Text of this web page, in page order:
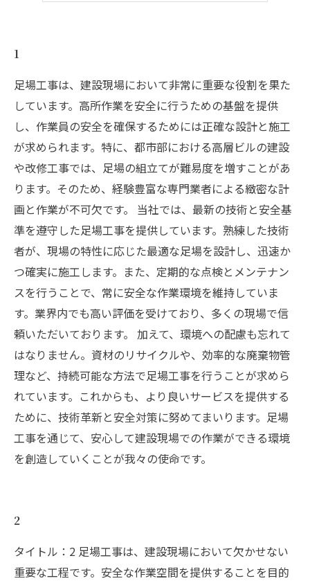
1
足場工事は、建設現場において非常に重要な役割を果た
しています。高所作業を安全に行うための基盤を提供
し、作業員の安全を確保するためには正確な設計と施工
が求められます。特に、都市部における高層ビルの建設
や改修工事では、足場の組立てが難易度を増すことがあ
ります。そのため、経験豊富な専門業者による緻密な計
画と作業が不可欠です。 当社では、最新の技術と安全基
準を遵守した足場工事を提供しています。熟練した技術
者が、現場の特性に応じた最適な足場を設計し、迅速か
つ確実に施工します。また、定期的な点検とメンテナン
スを行うことで、常に安全な作業環境を維持していま
す。業界内でも高い評価を受けており、多くの現場で信
頼いただいております。 加えて、環境への配慮も忘れて
はなりません。資材のリサイクルや、効率的な廃棄物管
理など、持続可能な方法で足場工事を行うことが求めら
れています。これからも、より良いサービスを提供する
ために、技術革新と安全対策に努めてまいります。足場
工事を通じて、安心して建設現場での作業ができる環境
を創造していくことが我々の使命です。
2
タイトル：2 足場工事は、建設現場において欠かせない
重要な工程です。安全な作業空間を提供することを目的